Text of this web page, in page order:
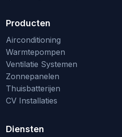
Producten
Airconditioning
Warmtepompen
Ventilatie Systemen
Zonnepanelen
Thuisbatterijen
CV Installaties
Diensten